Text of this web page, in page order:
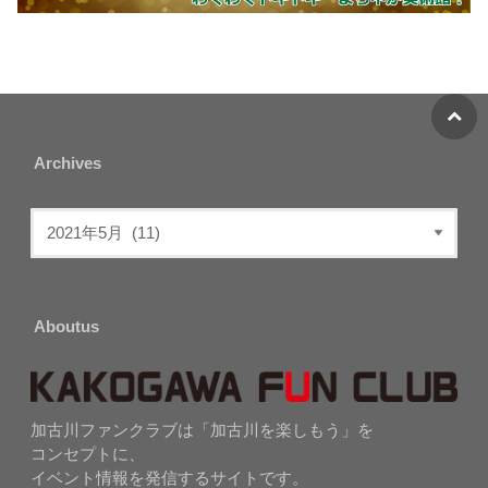
Archives
Aboutus
加古川ファンクラブは「加古川を楽しもう」を
コンセプトに、
イベント情報を発信するサイトです。